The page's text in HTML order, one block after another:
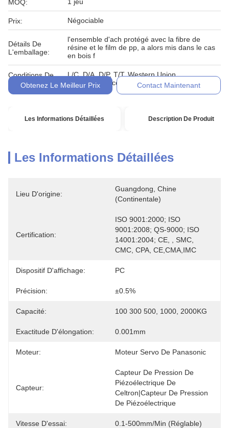
MOQ:
Prix: Négociable
Détails De
L'emballage:
l'ensemble d'ach protégé avec la fibre de
résine et le film de pp, a alors mis dans le cas
en bois f
Conditions De
Paiement:
L/C, D/A, D/P, T/T, Western Union,
MoneyGram, comptant, engagement
Obtenez Le Meilleur Prix Contact Maintenant
Les Informations Détaillées Description De Produit
Les Informations Détaillées
Lieu D'origine:
Guangdong, Chine
(continentale)
Certification:
ISO 9001:2000; ISO
9001:2008; QS-9000; ISO
14001:2004; CE, , SMC,
CMC, CPA, CE,CMA,IMC
Dispositif D'affichage: PC
Précision: ±0.5%
Capacité: 100 300 500, 1000, 2000KG
Exactitude D'élongation: 0.001mm
Moteur: Moteur Servo De Panasonic
Capteur:
Capteur De Pression De
Piézoélectrique De
Celtron|capteur De Pression
De Piézoélectrique
Vitesse D'essai: 0.1-500mm/min (réglable)